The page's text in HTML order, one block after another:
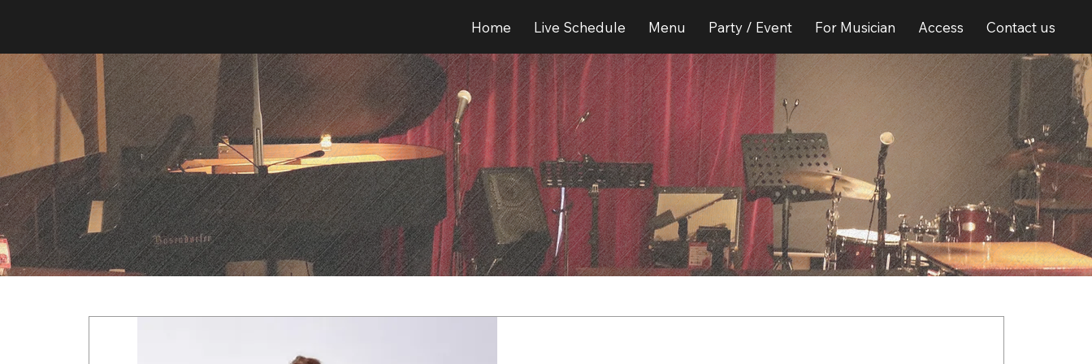
Home Live Schedule Menu Party / Event For Musician Access Contact us